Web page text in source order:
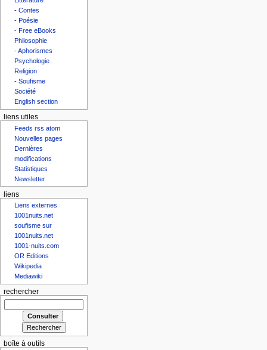
- Contes
- Poésie
- Free eBooks
Philosophie
- Aphorismes
Psychologie
Religion
- Soufisme
Société
English section
liens utiles
Feeds rss atom
Nouvelles pages
Dernières
modifications
Statistiques
Newsletter
liens
Liens externes
1001nuits.net
soufisme sur
1001nuits.net
1001-nuits.com
OR Editions
Wikipedia
Mediawiki
rechercher
boîte à outils